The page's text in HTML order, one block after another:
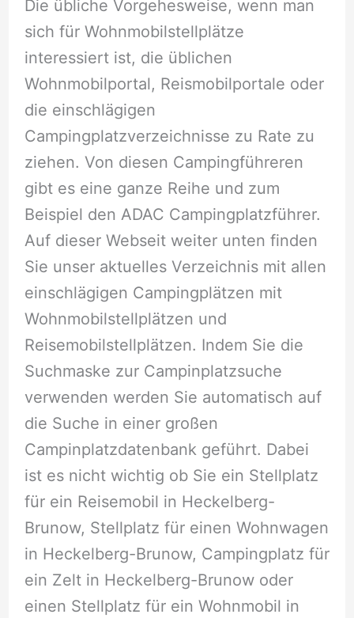
Die übliche Vorgehesweise, wenn man
sich für Wohnmobilstellplätze
interessiert ist, die üblichen
Wohnmobilportal, Reismobilportale oder
die einschlägigen
Campingplatzverzeichnisse zu Rate zu
ziehen. Von diesen Campingführeren
gibt es eine ganze Reihe und zum
Beispiel den ADAC Campingplatzführer.
Auf dieser Webseit weiter unten finden
Sie unser aktuelles Verzeichnis mit allen
einschlägigen Campingplätzen mit
Wohnmobilstellplätzen und
Reisemobilstellplätzen. Indem Sie die
Suchmaske zur Campinplatzsuche
verwenden werden Sie automatisch auf
die Suche in einer großen
Campinplatzdatenbank geführt. Dabei
ist es nicht wichtig ob Sie ein Stellplatz
für ein Reisemobil in Heckelberg-
Brunow, Stellplatz für einen Wohnwagen
in Heckelberg-Brunow, Campingplatz für
ein Zelt in Heckelberg-Brunow oder
einen Stellplatz für ein Wohnmobil in